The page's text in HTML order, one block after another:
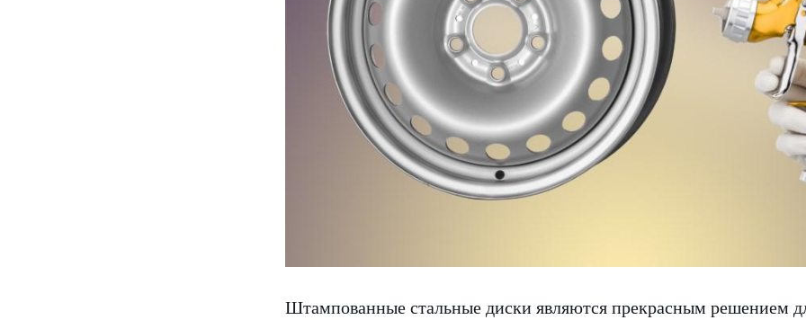
Штампованные стальные диски являются прекрасным решением